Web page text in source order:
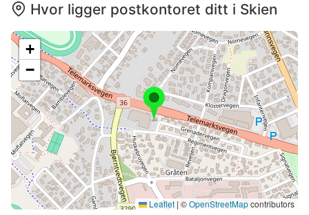
Hvor ligger postkontoret ditt i Skien
+
−
Leaflet | ©OpenStreetMapcontributors